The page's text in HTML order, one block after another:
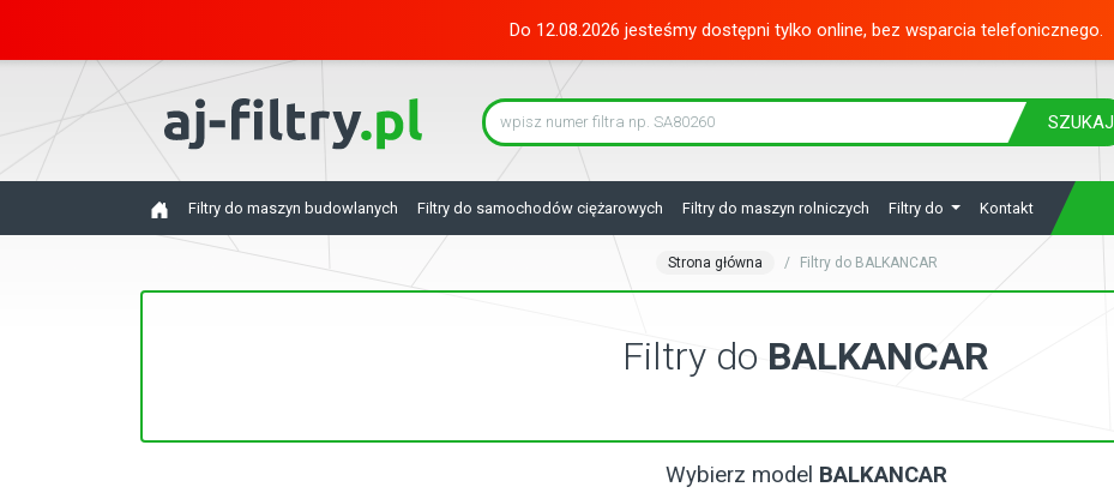
Do 12.08.2026 jesteśmy dostępni tylko online, bez wsparcia telefonicznego.
SZUKAJ
Filtry do maszyn budowlanych Filtry do samochodów ciężarowych Filtry do maszyn rolniczych Filtry do Kontakt
Strona główna Filtry do BALKANCAR
Filtry do BALKANCAR
Wybierz model BALKANCAR